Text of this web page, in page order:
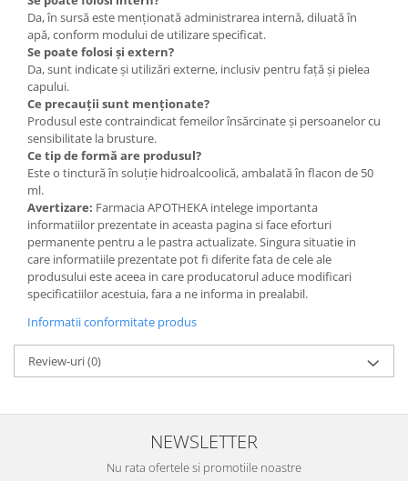
Da, în sursă este menționată administrarea internă, diluată în
apă, conform modului de utilizare specificat.
Se poate folosi și extern?
Da, sunt indicate și utilizări externe, inclusiv pentru față și pielea
capului.
Ce precauții sunt menționate?
Produsul este contraindicat femeilor însărcinate și persoanelor cu
sensibilitate la brusture.
Ce tip de formă are produsul?
Este o tinctură în soluție hidroalcoolică, ambalată în flacon de 50
ml.
Avertizare: Farmacia APOTHEKA intelege importanta
informatiilor prezentate in aceasta pagina si face eforturi
permanente pentru a le pastra actualizate. Singura situatie in
care informatiile prezentate pot fi diferite fata de cele ale
produsului este aceea in care producatorul aduce modificari
specificatiilor acestuia, fara a ne informa in prealabil.
Informatii conformitate produs
Review-uri(0)
NEWSLETTER
Nu rata ofertele si promotiile noastre